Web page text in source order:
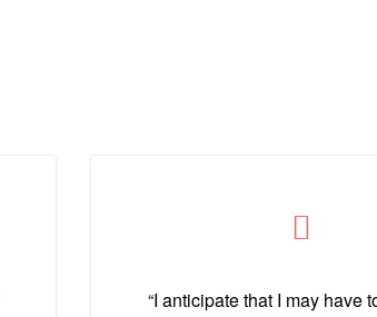
“I anticipate that I may have